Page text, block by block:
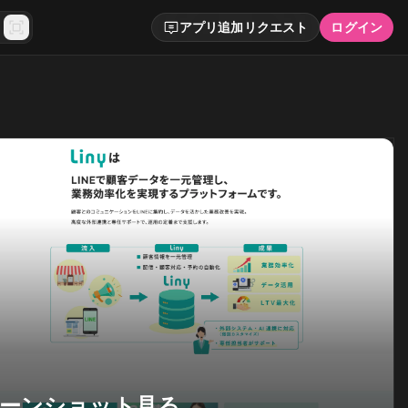
アプリ追加リクエスト ログイン